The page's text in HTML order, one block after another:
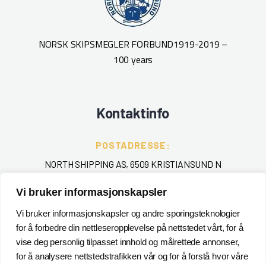
Vi bruker informasjonskapsler
Vi bruker informasjonskapsler og andre sporingsteknologier
for å forbedre din nettleseropplevelse på nettstedet vårt, for å
vise deg personlig tilpasset innhold og målrettede annonser,
for å analysere nettstedstrafikken vår og for å forstå hvor våre
NORSK SKIPSMEGLER FORBUND1919-2019 –
100 years
Kontaktinfo
POSTADRESSE:
NORTH SHIPPING AS, 6509 KRISTIANSUND N
TELEFON:
+ 47 715 40 000
EPOST :
POSTMASTER@NORTHSHIPPING.NO